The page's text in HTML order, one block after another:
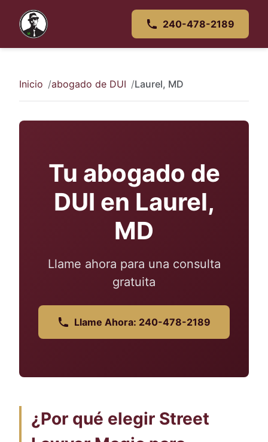
240-478-2189
Inicio abogado de DUI Laurel, MD
Tu abogado de
DUI en Laurel,
MD
Llame ahora para una consulta
gratuita
Llame Ahora: 240-478-2189
¿Por qué elegir Street